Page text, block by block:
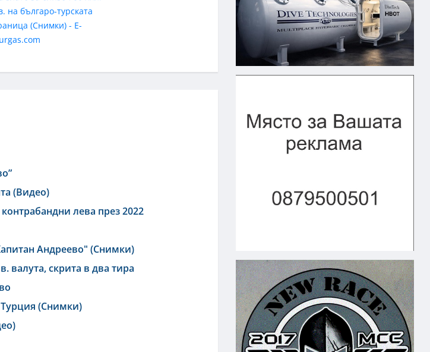
(Видео)
лева през 2022
Андреево" (Снимки)
валута, скрита в два тира
Турция (Снимки)